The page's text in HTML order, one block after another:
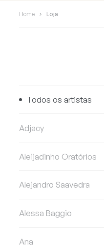
Home Loja
Todos os artistas
Adjacy
Aleijadinho Oratórios
Alejandro Saavedra
Alessa Baggio
Ana